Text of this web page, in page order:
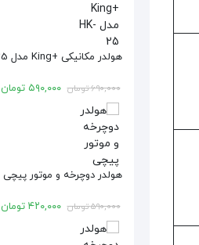
هولدر مکانیکی +King مدل HK-25
۶۹۰,۰۰۰تومان ۵۹۰,۰۰۰ تومان
هولدر دوچرخه و موتور پیچی
۵۹۰,۰۰۰تومان ۴۲۰,۰۰۰ تومان